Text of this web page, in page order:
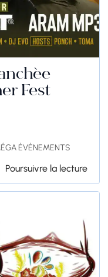
Fest
ÉVÉNEMENTS
Poursuivre la lecture